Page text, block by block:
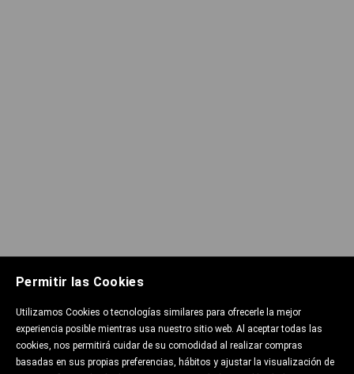
Permitir las Cookies
Utilizamos Cookies o tecnologías similares para ofrecerle la mejor
experiencia posible mientras usa nuestro sitio web. Al aceptar todas las
cookies, nos permitirá cuidar de su comodidad al realizar compras
basadas en sus propias preferencias, hábitos y ajustar la visualización de